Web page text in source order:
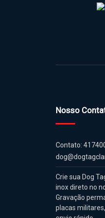
Nosso
Contato:
Crie sua Dog
inox direto no
Gravação
placas